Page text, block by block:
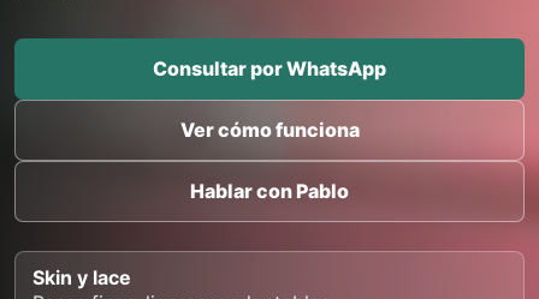
Consultar por WhatsApp
Ver cómo funciona
Hablar con Pablo
Skin y lace